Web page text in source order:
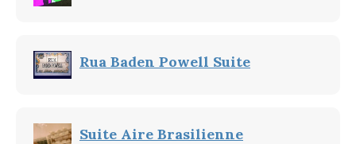
Rua Baden Powell Suite
Suite Aire Brasilienne